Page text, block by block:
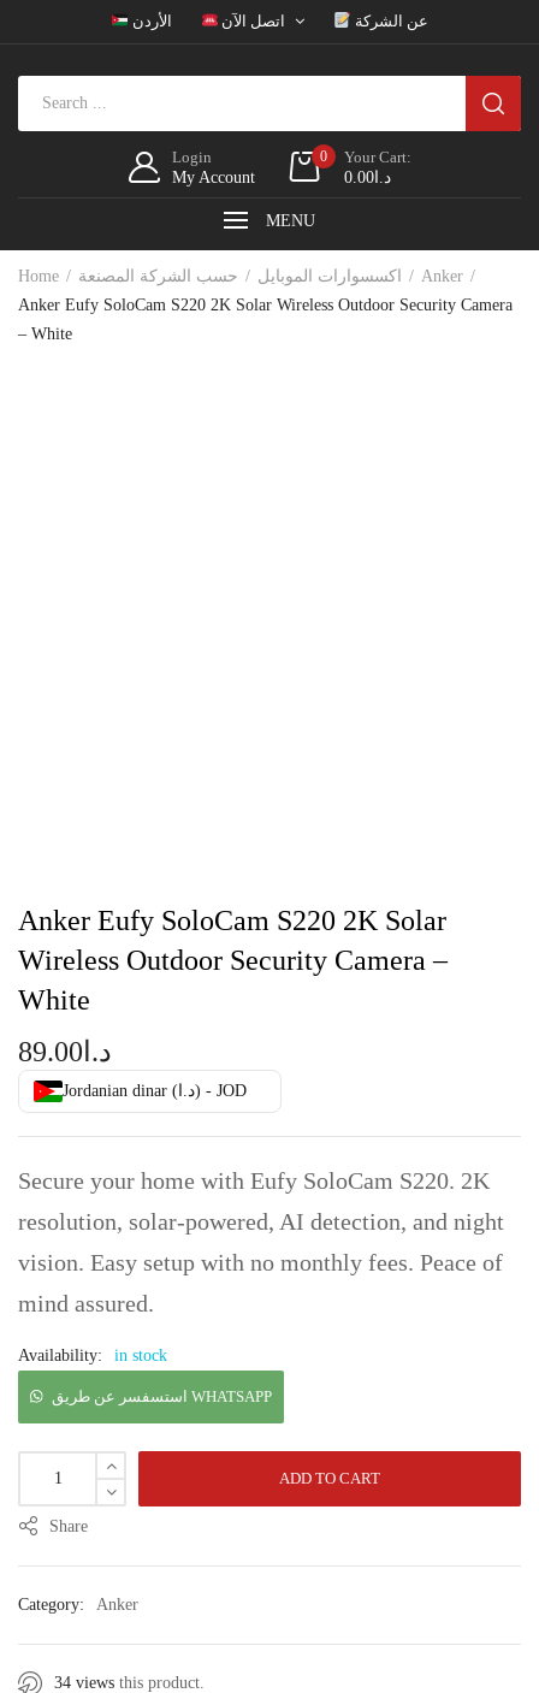
الأردن اتصل الآن عن الشركة
Login
My Account
0
Your Cart:
د.ا0.00
MENU
Home اكسسوارات الموبايل حسب الشركة المصنعة
Anker
Anker Eufy SoloCam S220 2K Solar Wireless Outdoor Security Camera
– White
Anker Eufy SoloCam S220 2K Solar
Wireless Outdoor Security Camera –
White
د.ا 89.00
Jordanian dinar (د.ا) - JOD
Secure your home with Eufy SoloCam S220. 2K
resolution, solar-powered, AI detection, and night
vision. Easy setup with no monthly fees. Peace of
mind assured.
Availability: in stock
استسفسر عن طريق WHATSAPP
ADD TO CART
Share
Category: Anker
34 views this product.